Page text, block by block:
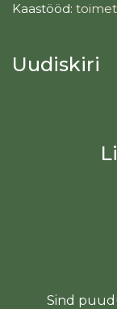
Kaastööd:
Uudiskiri
Sind